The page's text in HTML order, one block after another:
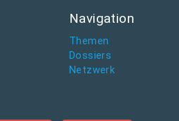
Navigation
Themen
Dossiers
Netzwerk